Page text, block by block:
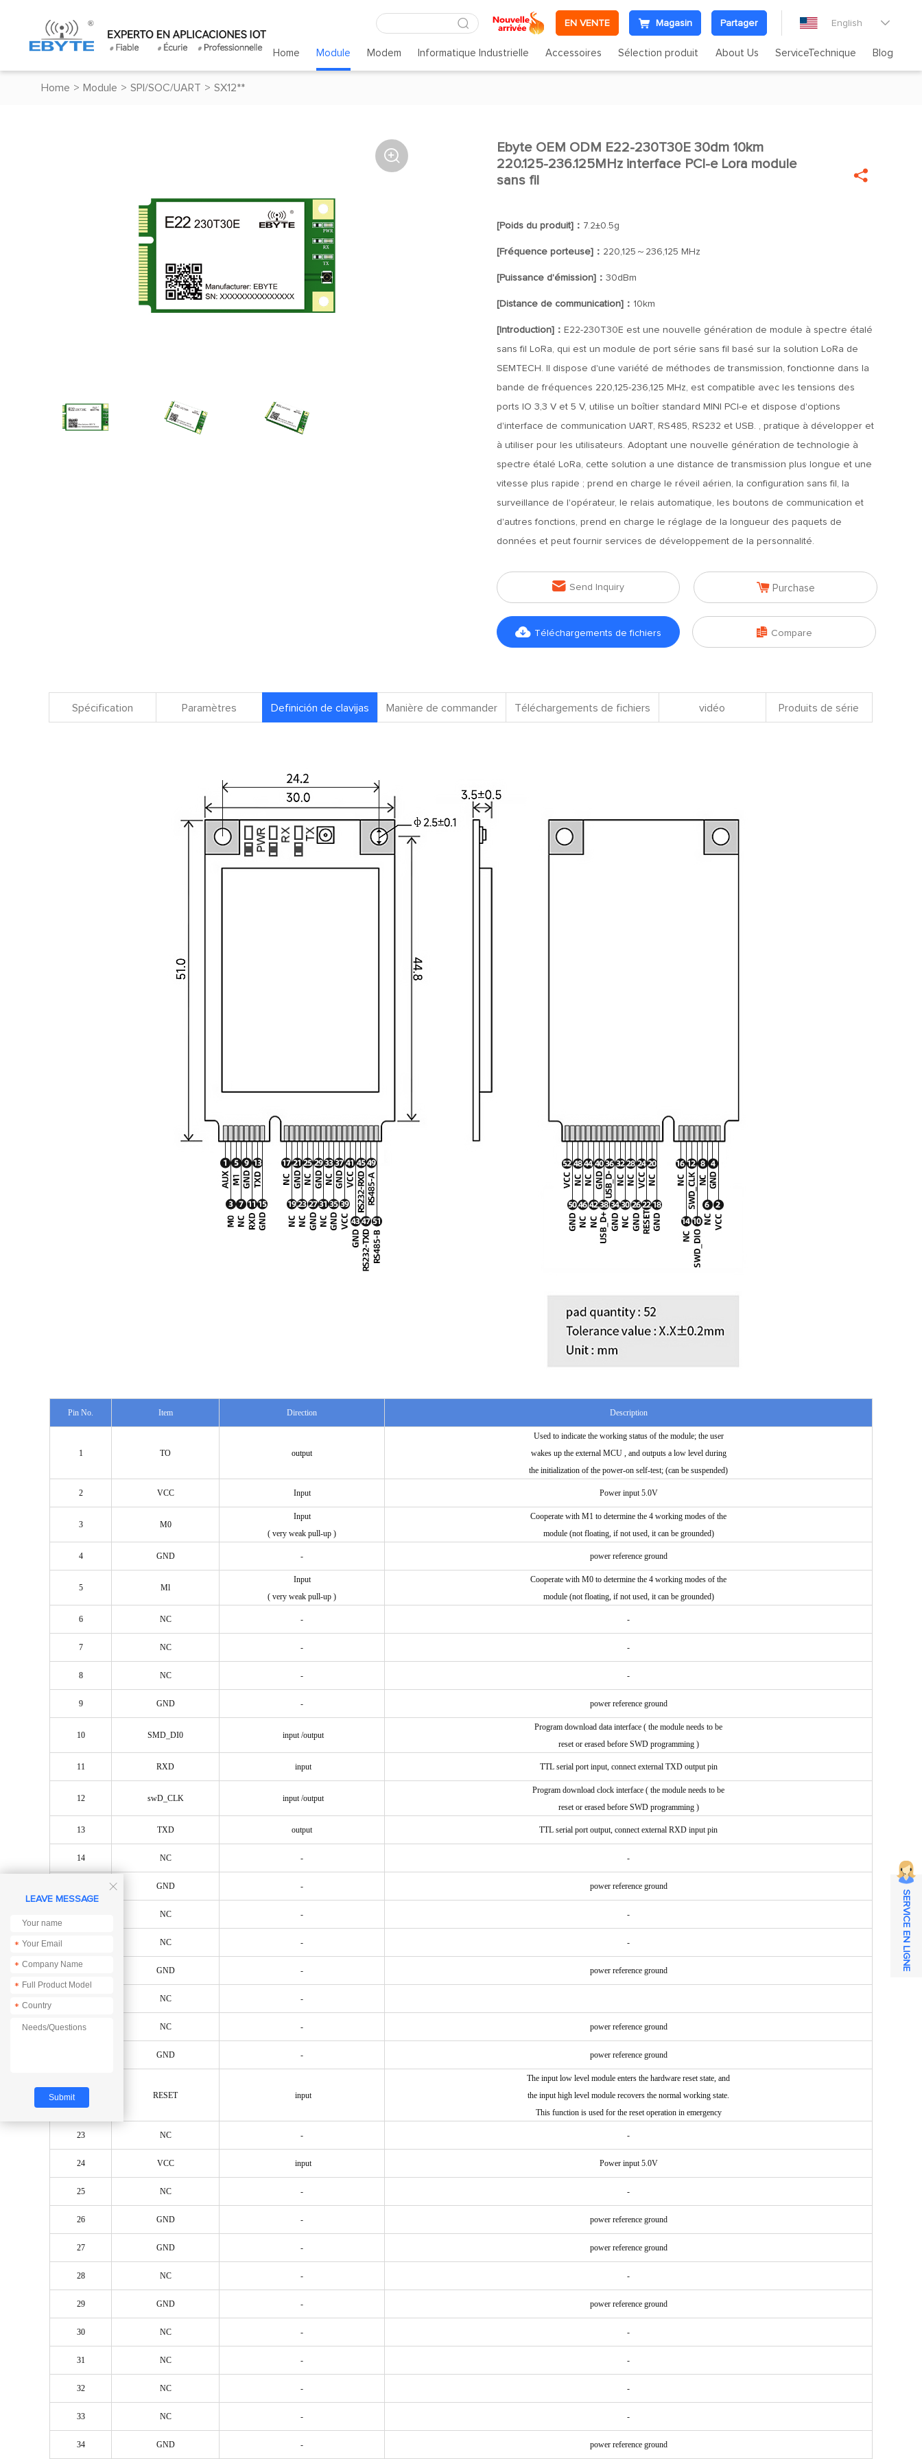
EN VENTE Magasin Partager English 
Home Module Modem Informatique Industrielle Accessoires Sélection produit About Us ServiceTechnique Blog
Home > Module > SPI/SOC/UART > SX12**
 
Ebyte OEM ODM E22-230T30E 30dm 10km
220.125-236.125MHz interface PCI-e Lora module
sans fil

[Poids du produit]： 7.2±0.5g
[Fréquence porteuse]： 220,125～236,125 MHz
[Puissance d'émission]： 30dBm
[Distance de communication]： 10km
[Introduction]： E22-230T30E est une nouvelle génération de module à spectre étalé
sans fil LoRa, qui est un module de port série sans fil basé sur la solution LoRa de
SEMTECH. Il dispose d'une variété de méthodes de transmission, fonctionne dans la
bande de fréquences 220,125-236,125 MHz, est compatible avec les tensions des
ports IO 3,3 V et 5 V, utilise un boîtier standard MINI PCI-e et dispose d'options
d'interface de communication UART, RS485, RS232 et USB. , pratique à développer et
à utiliser pour les utilisateurs. Adoptant une nouvelle génération de technologie à
spectre étalé LoRa, cette solution a une distance de transmission plus longue et une
vitesse plus rapide ; prend en charge le réveil aérien, la configuration sans fil, la
surveillance de l'opérateur, le relais automatique, les boutons de communication et
d'autres fonctions, prend en charge le réglage de la longueur des paquets de
données et peut fournir services de développement de la personnalité.
 Send Inquiry  Purchase
 Téléchargements de fichiers  Compare
Spécification Paramètres Definición de clavijas Manière de commander Téléchargements de fichiers vidéo Produits de série
Pin No. Item Direction Description
1 TO output
Used to indicate the working status of the module; the user
wakes up the external MCU , and outputs a low level during
the initialization of the power-on self-test; (can be suspended)
2 VCC Input Power input 5.0V
3 M0
Input
( very weak pull-up )
Cooperate with M1 to determine the 4 working modes of the
module (not floating, if not used, it can be grounded)
4 GND - power reference ground
5 Ml
Input
( very weak pull-up )
Cooperate with M0 to determine the 4 working modes of the
module (not floating, if not used, it can be grounded)
6 NC - -
7 NC - -
8 NC - -
9 GND - power reference ground
10 SMD_DI0 input /output
Program download data interface ( the module needs to be
reset or erased before SWD programming )
11 RXD input TTL serial port input, connect external TXD output pin
12 swD_CLK input /output
Program download clock interface ( the module needs to be
reset or erased before SWD programming )
13 TXD output TTL serial port output, connect external RXD input pin
14 NC - -
GND - power reference ground
NC - -
NC - -
GND - power reference ground
NC -
20 NC - power reference ground
GND - power reference ground
RESET input
The input low level module enters the hardware reset state, and
the input high level module recovers the normal working state.
This function is used for the reset operation in emergency
23 NC - -
24 VCC input Power input 5.0V
25 NC - -
26 GND - power reference ground
27 GND - power reference ground
28 NC - -
29 GND - power reference ground
30 NC - -
31 NC - -
32 NC - -
33 NC - -
34 GND - power reference ground

LEAVE MESSAGE
*
*
*
*
SERVICE EN LIGNE